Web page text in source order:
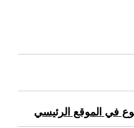
في الموقع الرئيسي